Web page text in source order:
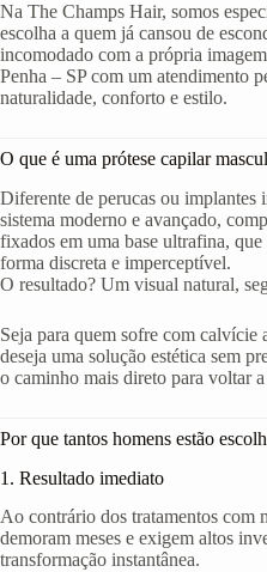
Na The Champs Hair, somos
escolha a quem já cansou de
incomodado com a própria
Penha – SP com um atendimento
naturalidade, conforto e estilo.
O que é uma prótese capilar
Diferente de perucas ou implantes
sistema moderno e avançado,
fixados em uma base ultrafina,
forma discreta e imperceptível.
O resultado? Um visual natural,
Seja para quem sofre com calvície
deseja uma solução estética sem
o caminho mais direto para voltar
Por que tantos homens estão
1. Resultado imediato
Ao contrário dos tratamentos com
demoram meses e exigem altos
transformação instantânea.